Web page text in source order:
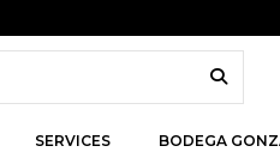
SERVICES BODEGA